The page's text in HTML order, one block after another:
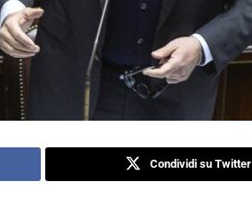
Condividi su Twitter